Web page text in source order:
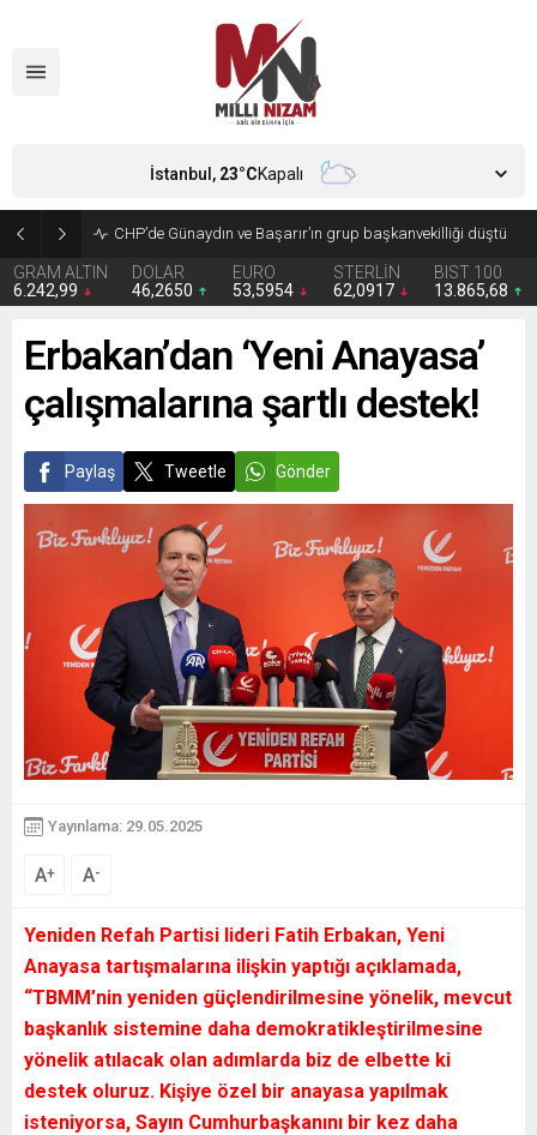
CHP’de Günaydın ve Başarır’ın grup başkanvekilliği düştü
GRAM ALTIN
6.242,99
DOLAR
46,2650
EURO
53,5954
STERLİN
62,0917
BIST 100
13.865,68
İstanbul, 23°CKapalı
Erbakan’dan ‘Yeni Anayasa’
çalışmalarına şartlı destek!
Paylaş Tweetle Gönder
Yayınlama: 29.05.2025
A+ A-
Yeniden Refah Partisi lideri Fatih Erbakan, Yeni
Anayasa tartışmalarına ilişkin yaptığı açıklamada,
“TBMM’nin yeniden güçlendirilmesine yönelik, mevcut
başkanlık sistemine daha demokratikleştirilmesine
yönelik atılacak olan adımlarda biz de elbette ki
destek oluruz. Kişiye özel bir anayasa yapılmak
isteniyorsa, Sayın Cumhurbaşkanını bir kez daha